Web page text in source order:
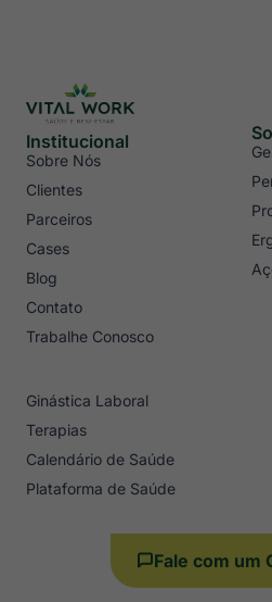
Institucional
Sobre Nós
Clientes
Parceiros
Cases
Blog
Contato
Trabalhe Conosco
Ginástica Laboral
Terapias
Calendário de Saúde
Plataforma de Saúde
Fale com um